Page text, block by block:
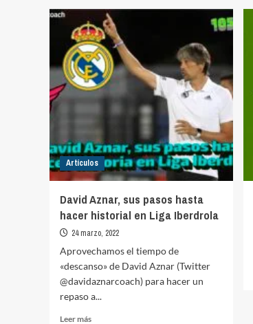
mundo
(XIX)
Artículos
David Aznar, sus pasos hasta
hacer historial en Liga Iberdrola
24 marzo, 2022
Aprovechamos el tiempo de
«descanso» de David Aznar (Twitter
@davidaznarcoach) para hacer un
repaso a...
Leer másLeer